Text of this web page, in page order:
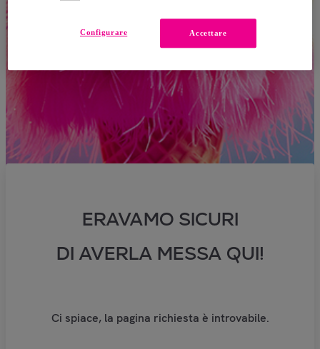
ERAVAMO SICURI
DI AVERLA MESSA QUI!
Ci spiace, la pagina richiesta è introvabile.
Accettare
Configurare